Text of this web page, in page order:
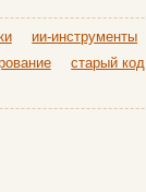
ии-инструменты
старый код